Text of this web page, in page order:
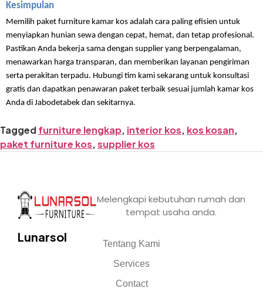
Kesimpulan
Memilih paket furniture kamar kos adalah cara paling efisien untuk
menyiapkan hunian sewa dengan cepat, hemat, dan tetap profesional.
Pastikan Anda bekerja sama dengan supplier yang berpengalaman,
menawarkan harga transparan, dan memberikan layanan pengiriman
serta perakitan terpadu. Hubungi tim kami sekarang untuk konsultasi
gratis dan dapatkan penawaran paket terbaik sesuai jumlah kamar kos
Anda di Jabodetabek dan sekitarnya.
Taggedfurniture lengkap, interior kos, kos kosan,
paket furniture kos,supplier kos
Melengkapi kebutuhan rumah dan
tempat usaha anda.
Lunarsol
Tentang Kami
Services
Contact